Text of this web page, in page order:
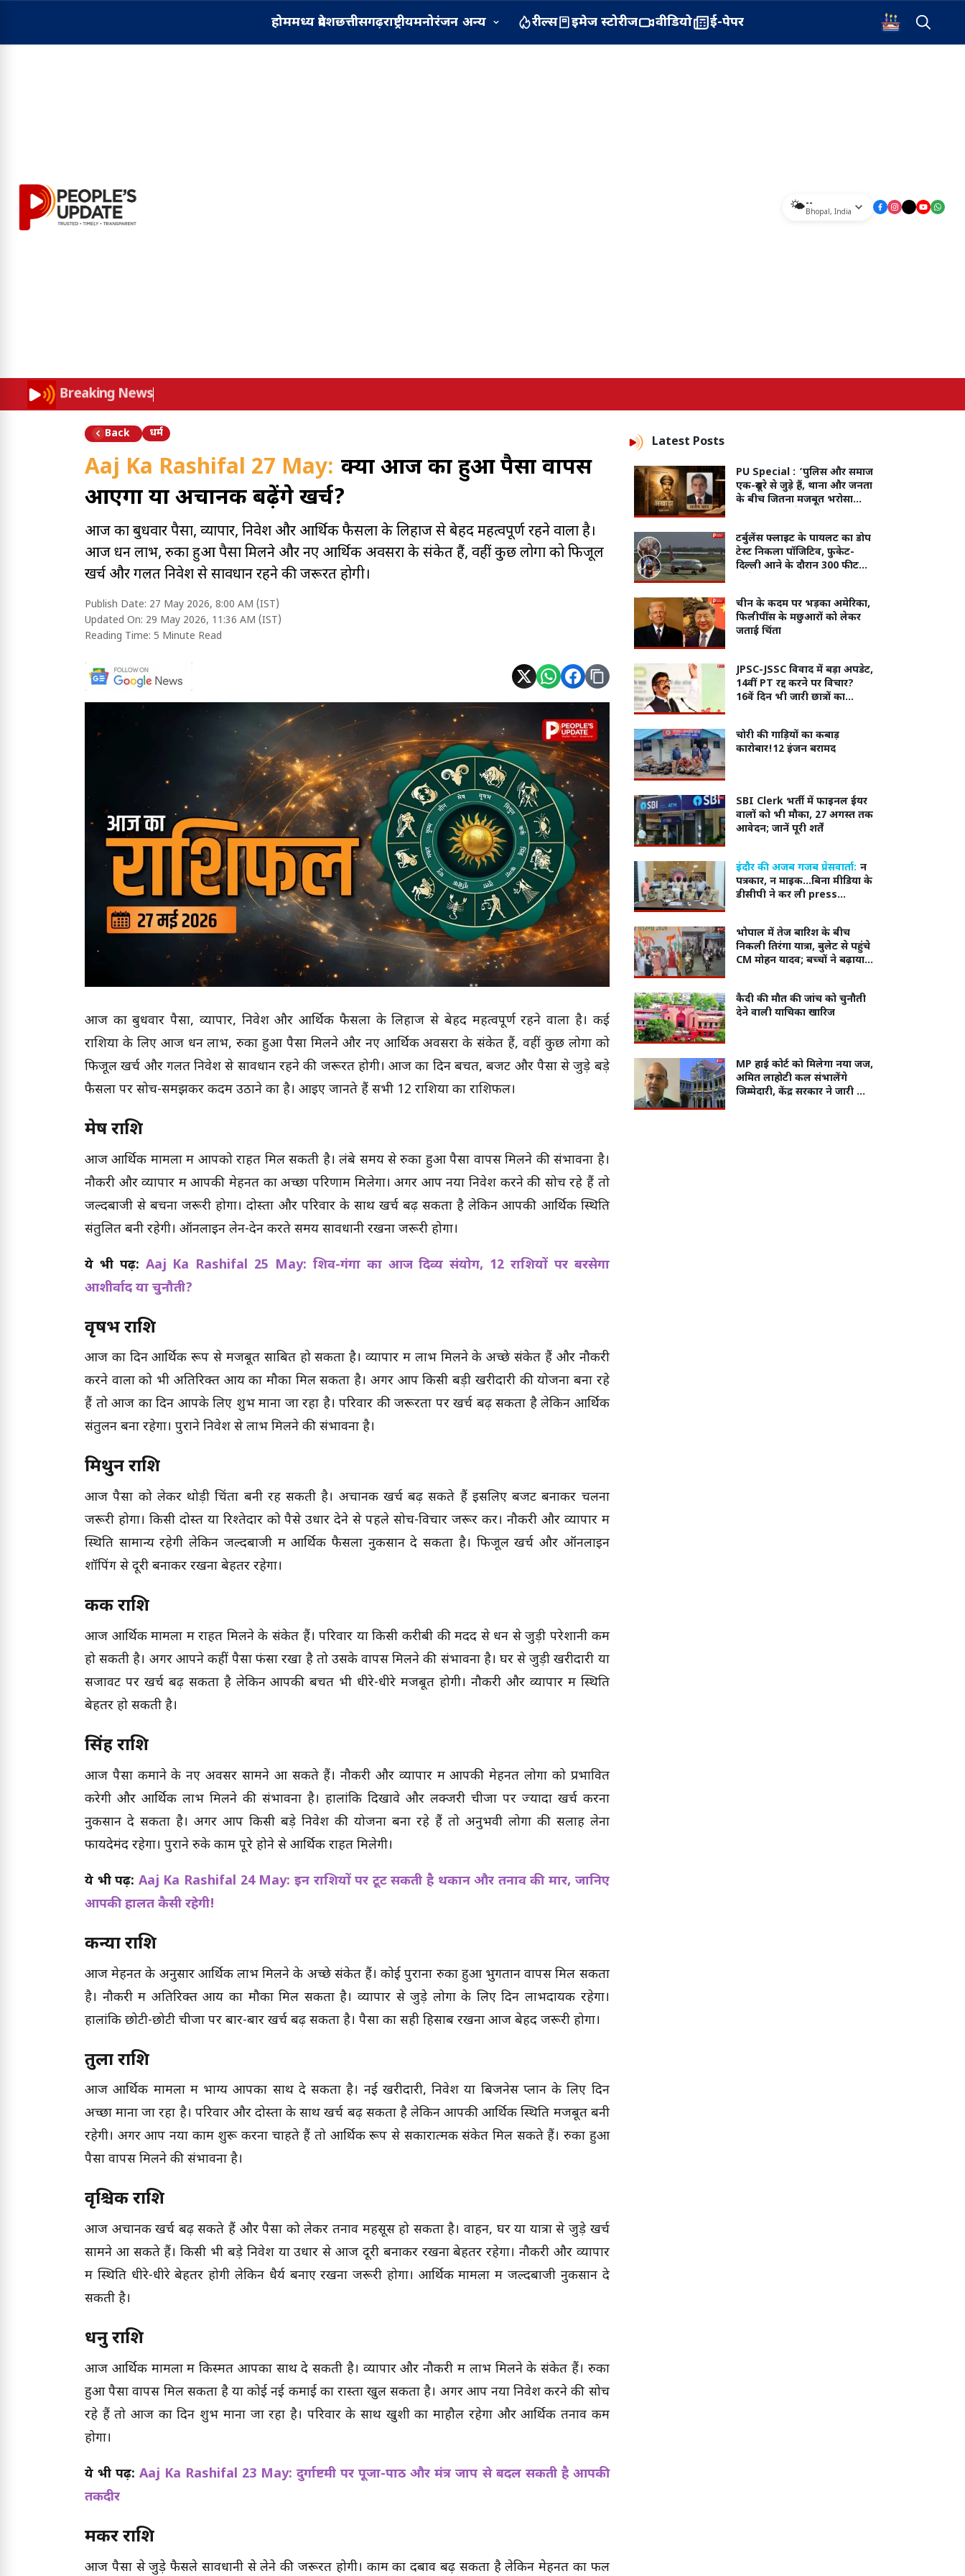
होममध्य प्रदेशछत्तीसगढ़राष्ट्रीयमनोरंजन अन्य रील्स इमेज स्टोरीज वीडियो ई-पेपर
🌤️--
Bhopal , India
Breaking News
Back धर्म
Aaj Ka Rashifal 27 May: क्या आज रुका हुआ पैसा वापस
आएगा या अचानक बढ़ेंगे खर्च?
आज का बुधवार पैसों, व्यापार, निवेश और आर्थिक फैसलों के लिहाज से बेहद महत्वपूर्ण रहने वाला है।
आज धन लाभ, रुका हुआ पैसा मिलने और नए आर्थिक अवसरों के संकेत हैं, वहीं कुछ लोगों को फिजूल
खर्च और गलत निवेश से सावधान रहने की जरूरत होगी।
Publish Date: 27 May 2026, 8:00 AM (IST)
Updated On: 29 May 2026, 11:36 AM (IST)
Reading Time: 5 Minute Read
आज का बुधवार पैसों, व्यापार, निवेश और आर्थिक फैसलों के लिहाज से बेहद महत्वपूर्ण रहने वाला है। कई
राशियों के लिए आज धन लाभ, रुका हुआ पैसा मिलने और नए आर्थिक अवसरों के संकेत हैं, वहीं कुछ लोगों को
फिजूल खर्च और गलत निवेश से सावधान रहने की जरूरत होगी। आज का दिन बचत, बजट और पैसों से जुड़े बड़े
फैसलों पर सोच-समझकर कदम उठाने का है। आइए जानते हैं सभी 12 राशियों का राशिफल।
मेष राशि
आज आर्थिक मामलों में आपको राहत मिल सकती है। लंबे समय से रुका हुआ पैसा वापस मिलने की संभावना है।
नौकरी और व्यापार में आपकी मेहनत का अच्छा परिणाम मिलेगा। अगर आप नया निवेश करने की सोच रहे हैं तो
जल्दबाजी से बचना जरूरी होगा। दोस्तों और परिवार के साथ खर्च बढ़ सकता है लेकिन आपकी आर्थिक स्थिति
संतुलित बनी रहेगी। ऑनलाइन लेन-देन करते समय सावधानी रखना जरूरी होगा।
ये भी पढ़ें: Aaj Ka Rashifal 25 May: शिव-गंगा का आज दिव्य संयोग, 12 राशियों पर बरसेगा
आशीर्वाद या चुनौती?
वृषभ राशि
आज का दिन आर्थिक रूप से मजबूत साबित हो सकता है। व्यापार में लाभ मिलने के अच्छे संकेत हैं और नौकरी
करने वालों को भी अतिरिक्त आय का मौका मिल सकता है। अगर आप किसी बड़ी खरीदारी की योजना बना रहे
हैं तो आज का दिन आपके लिए शुभ माना जा रहा है। परिवार की जरूरतों पर खर्च बढ़ सकता है लेकिन आर्थिक
संतुलन बना रहेगा। पुराने निवेश से लाभ मिलने की संभावना है।
मिथुन राशि
आज पैसों को लेकर थोड़ी चिंता बनी रह सकती है। अचानक खर्च बढ़ सकते हैं इसलिए बजट बनाकर चलना
जरूरी होगा। किसी दोस्त या रिश्तेदार को पैसे उधार देने से पहले सोच-विचार जरूर करें। नौकरी और व्यापार में
स्थिति सामान्य रहेगी लेकिन जल्दबाजी में आर्थिक फैसला नुकसान दे सकता है। फिजूल खर्च और ऑनलाइन
शॉपिंग से दूरी बनाकर रखना बेहतर रहेगा।
कर्क राशि
आज आर्थिक मामलों में राहत मिलने के संकेत हैं। परिवार या किसी करीबी की मदद से धन से जुड़ी परेशानी कम
हो सकती है। अगर आपने कहीं पैसा फंसा रखा है तो उसके वापस मिलने की संभावना है। घर से जुड़ी खरीदारी या
सजावट पर खर्च बढ़ सकता है लेकिन आपकी बचत भी धीरे-धीरे मजबूत होगी। नौकरी और व्यापार में स्थिति
बेहतर हो सकती है।
सिंह राशि
आज पैसा कमाने के नए अवसर सामने आ सकते हैं। नौकरी और व्यापार में आपकी मेहनत लोगों को प्रभावित
करेगी और आर्थिक लाभ मिलने की संभावना है। हालांकि दिखावे और लक्जरी चीजों पर ज्यादा खर्च करना
नुकसान दे सकता है। अगर आप किसी बड़े निवेश की योजना बना रहे हैं तो अनुभवी लोगों की सलाह लेना
फायदेमंद रहेगा। पुराने रुके काम पूरे होने से आर्थिक राहत मिलेगी।
ये भी पढ़ें: Aaj Ka Rashifal 24 May: इन राशियों पर टूट सकती है थकान और तनाव की मार, जानिए
आपकी हालत कैसी रहेगी!
कन्या राशि
आज मेहनत के अनुसार आर्थिक लाभ मिलने के अच्छे संकेत हैं। कोई पुराना रुका हुआ भुगतान वापस मिल सकता
है। नौकरी में अतिरिक्त आय का मौका मिल सकता है। व्यापार से जुड़े लोगों के लिए दिन लाभदायक रहेगा।
हालांकि छोटी-छोटी चीजों पर बार-बार खर्च बढ़ सकता है। पैसों का सही हिसाब रखना आज बेहद जरूरी होगा।
तुला राशि
आज आर्थिक मामलों में भाग्य आपका साथ दे सकता है। नई खरीदारी, निवेश या बिजनेस प्लान के लिए दिन
अच्छा माना जा रहा है। परिवार और दोस्तों के साथ खर्च बढ़ सकता है लेकिन आपकी आर्थिक स्थिति मजबूत बनी
रहेगी। अगर आप नया काम शुरू करना चाहते हैं तो आर्थिक रूप से सकारात्मक संकेत मिल सकते हैं। रुका हुआ
पैसा वापस मिलने की संभावना है।
वृश्चिक राशि
आज अचानक खर्च बढ़ सकते हैं और पैसों को लेकर तनाव महसूस हो सकता है। वाहन, घर या यात्रा से जुड़े खर्च
सामने आ सकते हैं। किसी भी बड़े निवेश या उधार से आज दूरी बनाकर रखना बेहतर रहेगा। नौकरी और व्यापार
में स्थिति धीरे-धीरे बेहतर होगी लेकिन धैर्य बनाए रखना जरूरी होगा। आर्थिक मामलों में जल्दबाजी नुकसान दे
सकती है।
धनु राशि
आज आर्थिक मामलों में किस्मत आपका साथ दे सकती है। व्यापार और नौकरी में लाभ मिलने के संकेत हैं। रुका
हुआ पैसा वापस मिल सकता है या कोई नई कमाई का रास्ता खुल सकता है। अगर आप नया निवेश करने की सोच
रहे हैं तो आज का दिन शुभ माना जा रहा है। परिवार के साथ खुशी का माहौल रहेगा और आर्थिक तनाव कम
होगा।
ये भी पढ़ें:Aaj Ka Rashifal 23 May: दुर्गाष्टमी पर पूजा-पाठ और मंत्र जाप से बदल सकती है आपकी
तकदीर
मकर राशि
आज पैसों से जुड़े फैसले सावधानी से लेने की जरूरत होगी। काम का दबाव बढ़ सकता है लेकिन मेहनत का फल
Latest Posts
PU Special : ‘पुलिस और समाज
एक-दूसरे से जुड़े हैं, थाना और जनता
के बीच जितना मजबूत भरोसा
टर्बुलेंस फ्लाइट के पायलट का डोप
टेस्ट निकला पॉजिटिव, फुकेट-
दिल्ली आने के दौरान 300 फीट
चीन के कदम पर भड़का अमेरिका,
फिलीपींस के मछुआरों को लेकर
जताई चिंता
JPSC-JSSC विवाद में बड़ा अपडेट,
14वीं PT रद्द करने पर विचार?
16वें दिन भी जारी छात्रों का
चोरी की गाड़ियों का कबाड़
कारोबार!12 इंजन बरामद
SBI Clerk भर्ती में फाइनल ईयर
वालों को भी मौका, 27 अगस्त तक
आवेदन; जानें पूरी शर्तें
इंदौर की अजब गजब प्रेसवार्ता: न
पत्रकार, न माइक...बिना मीडिया के
डीसीपी ने कर ली press
भोपाल में तेज बारिश के बीच
निकली तिरंगा यात्रा, बुलेट से पहुंचे
CM मोहन यादव; बच्चों ने बढ़ाया
कैदी की मौत की जांच को चुनौती
देने वाली याचिका खारिज
MP हाई कोर्ट को मिलेगा नया जज,
अमित लाहोटी कल संभालेंगे
जिम्मेदारी, केंद्र सरकार ने जारी की